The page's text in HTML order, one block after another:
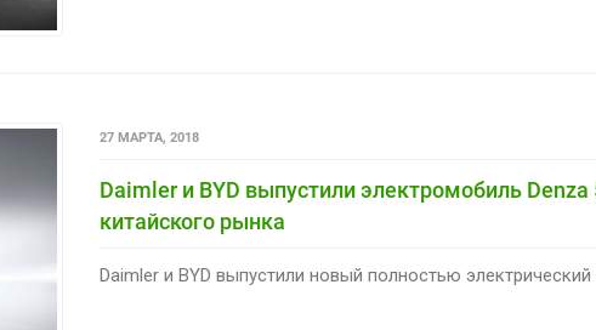
27 МАРТА, 2018
Daimler и BYD выпустили электромобиль
китайского рынка
Daimler и BYD выпустили новый полностью электрический